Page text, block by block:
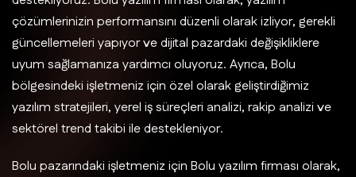
çözümlerinizin performansını düzenli olarak izliyor, gerekli
güncellemeleri yapıyor ve dijital pazardaki değişikliklere
uyum sağlamanıza yardımcı oluyoruz. Ayrıca, Bolu
bölgesindeki işletmeniz için özel olarak geliştirdiğimiz
yazılım stratejileri, yerel iş süreçleri analizi, rakip analizi ve
sektörel trend takibi ile destekleniyor.
Bolu pazarındaki işletmeniz için Bolu yazılım firması olarak,